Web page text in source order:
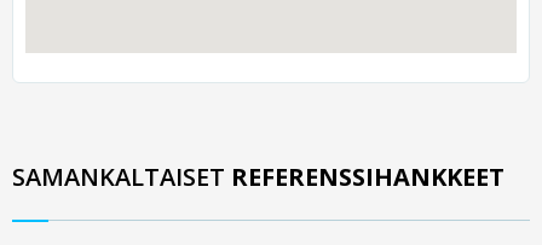
SAMANKALTAISET REFERENSSIHANKKEET